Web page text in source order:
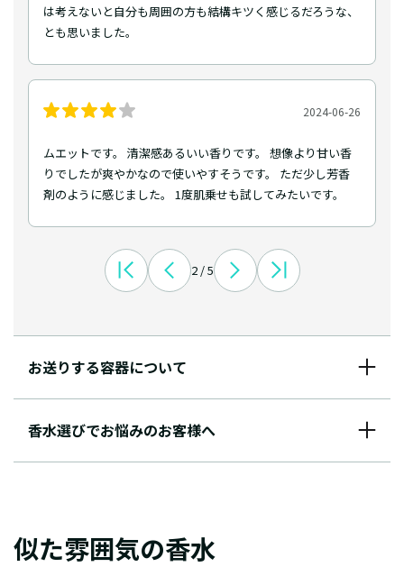
は考えないと自分も周囲の方も結構キツく感じるだろうな、
とも思いました。
2024-06-26
ムエットです。 清潔感あるいい香りです。 想像より甘い香
りでしたが爽やかなので使いやすそうです。 ただ少し芳香
剤のように感じました。 1度肌乗せも試してみたいです。
2 / 5
お送りする容器について
香水選びでお悩みのお客様へ
似た雰囲気の香水